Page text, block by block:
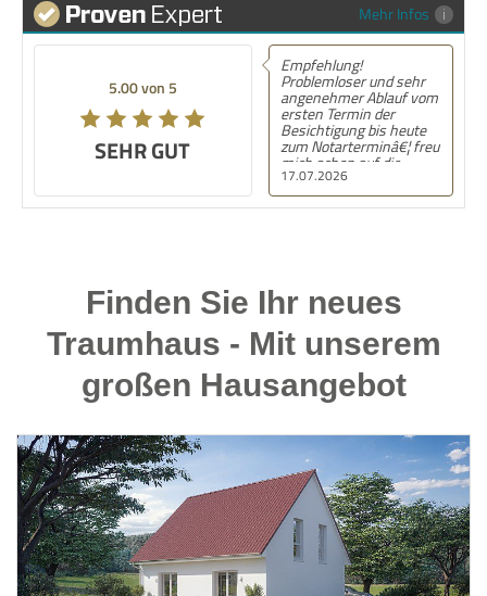
Mehr Infos
5.00 von 5
SEHR GUT
17.07.2026
Empfehlung!
Problemloser und sehr
angenehmer Ablauf vom
ersten Termin der
Besichtigung bis heute
zum Notarterminâ€¦ freu
mich schon auf die
SchlÃ¼sselÃ¼bergabe.
Ganz groÃŸes
DankeschÃ¶n an Frau
Finden Sie Ihr neues
Traumhaus - Mit unserem
großen Hausangebot